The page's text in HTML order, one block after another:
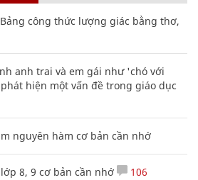
công thức lượng giác bằng thơ,
anh trai và em gái như 'chó với
hiện một vấn đề trong giáo dục
nguyên hàm cơ bản cần nhớ
8, 9 cơ bản cần nhớ 106